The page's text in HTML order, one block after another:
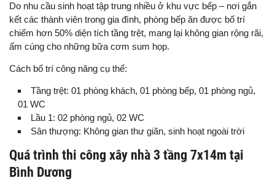
Do nhu cầu sinh hoạt tập trung nhiều ở khu vực bếp – nơi gắn
kết các thành viên trong gia đình, phòng bếp ăn được bố trí
chiếm hơn 50% diện tích tầng trệt, mang lại không gian rộng rãi,
ấm cúng cho những bữa cơm sum họp.
Cách bố trí công năng cụ thể:
Tầng trệt: 01 phòng khách, 01 phòng bếp, 01 phòng ngủ,
01 WC
Lầu 1: 02 phòng ngủ, 02 WC
Sân thượng: Không gian thư giãn, sinh hoạt ngoài trời
Quá trình thi công xây nhà 3 tầng 7x14m tại
Bình Dương